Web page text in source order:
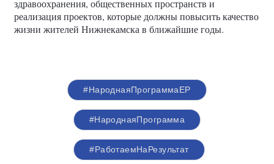
здравоохранения, общественных пространств и
реализация проектов, которые должны повысить качество
жизни жителей Нижнекамска в ближайшие годы.
#НароднаяПрограммаЕР
#НароднаяПрограмма
#РаботаемНаРезультат